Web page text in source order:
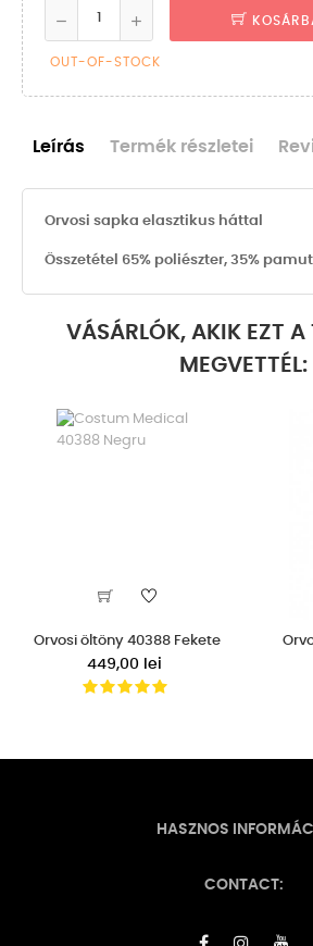
OUT-OF-STOCK
Leírás Termék részletei
Orvosi sapka elasztikus háttal
Összetétel 65% poliészter, 35%
VÁSÁRLÓK, AKIK EZT A
MEGVETTÉL:
Orvosi öltöny 40388 Fekete
449,00 lei
HASZNOS
CONTACT: